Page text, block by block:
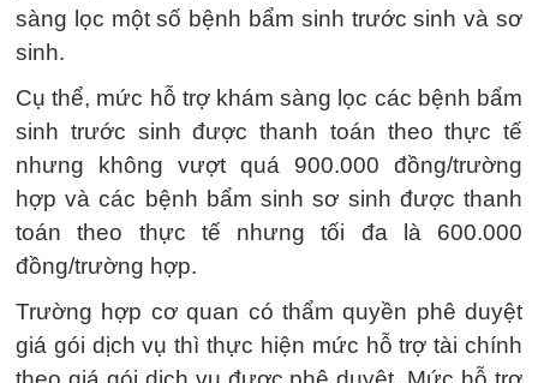
sàng lọc một số bệnh bẩm sinh trước sinh và sơ
sinh.
Cụ thể, mức hỗ trợ khám sàng lọc các bệnh bẩm
sinh trước sinh được thanh toán theo thực tế
nhưng không vượt quá 900.000 đồng/trường
hợp và các bệnh bẩm sinh sơ sinh được thanh
toán theo thực tế nhưng tối đa là 600.000
đồng/trường hợp.
Trường hợp cơ quan có thẩm quyền phê duyệt
giá gói dịch vụ thì thực hiện mức hỗ trợ tài chính